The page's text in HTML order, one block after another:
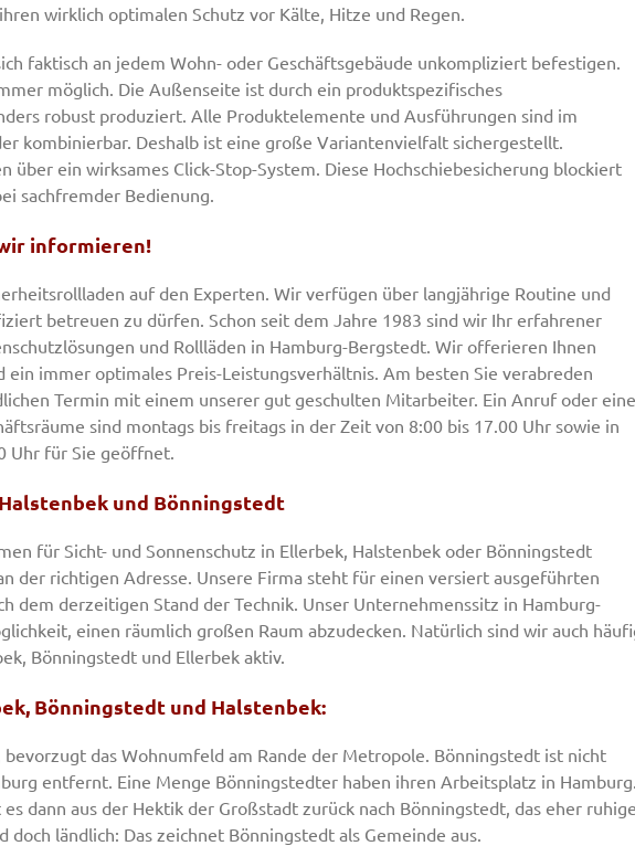
wirklich optimalen Schutz vor Kälte, Hitze und Regen.
faktisch an jedem Wohn- oder Geschäftsgebäude unkompliziert befestigen.
möglich. Die Außenseite ist durch ein produktspezifisches
robust produziert. Alle Produktelemente und Ausführungen sind im
kombinierbar. Deshalb ist eine große Variantenvielfalt sichergestellt.
über ein wirksames Click-Stop-System. Diese Hochschiebesicherung blockiert
sachfremder Bedienung.
informieren!
auf den Experten. Wir verfügen über langjährige Routine und
betreuen zu dürfen. Schon seit dem Jahre 1983 sind wir Ihr erfahrener
und Rollläden in Hamburg-Bergstedt. Wir offerieren Ihnen
ein immer optimales Preis-Leistungsverhältnis. Am besten Sie verabreden
Termin mit einem unserer gut geschulten Mitarbeiter. Ein Anruf oder eine
sind montags bis freitags in der Zeit von 8:00 bis 17.00 Uhr sowie in
Uhr für Sie geöffnet.
und Bönningstedt
für Sicht- und Sonnenschutz in Ellerbek, Halstenbek oder Bönningstedt
der richtigen Adresse. Unsere Firma steht für einen versiert ausgeführten
dem derzeitigen Stand der Technik. Unser Unternehmenssitz in Hamburg-
einen räumlich großen Raum abzudecken. Natürlich sind wir auch
Bönningstedt und Ellerbek aktiv.
Bönningstedt und Halstenbek:
das Wohnumfeld am Rande der Metropole. Bönningstedt ist nicht
entfernt. Eine Menge Bönningstedter haben ihren Arbeitsplatz in
dann aus der Hektik der Großstadt zurück nach Bönningstedt, das eher
doch ländlich: Das zeichnet Bönningstedt als Gemeinde aus.